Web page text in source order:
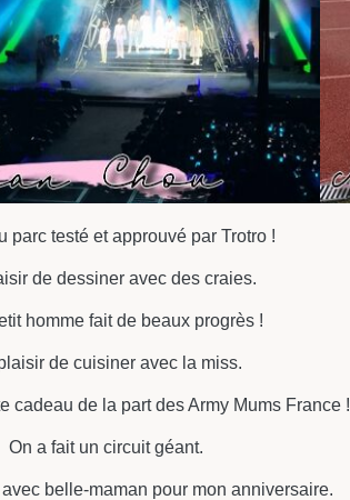
parc testé et approuvé par Trotro !
de dessiner avec des craies.
homme fait de beaux progrès !
de cuisiner avec la miss.
cadeau de la part des Army Mums France !
On a fait un circuit géant.
belle-maman pour mon anniversaire.